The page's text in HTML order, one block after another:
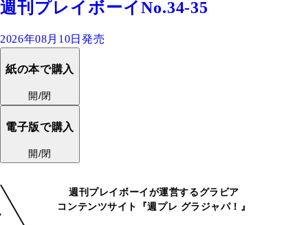
週刊プレイボーイNo.34-35
2026年08月10日発売
紙の本で購入
開/閉
電子版で購入
開/閉
週刊プレイボーイが運営するグラビア
コンテンツサイト『週プレ グラジャパ！』